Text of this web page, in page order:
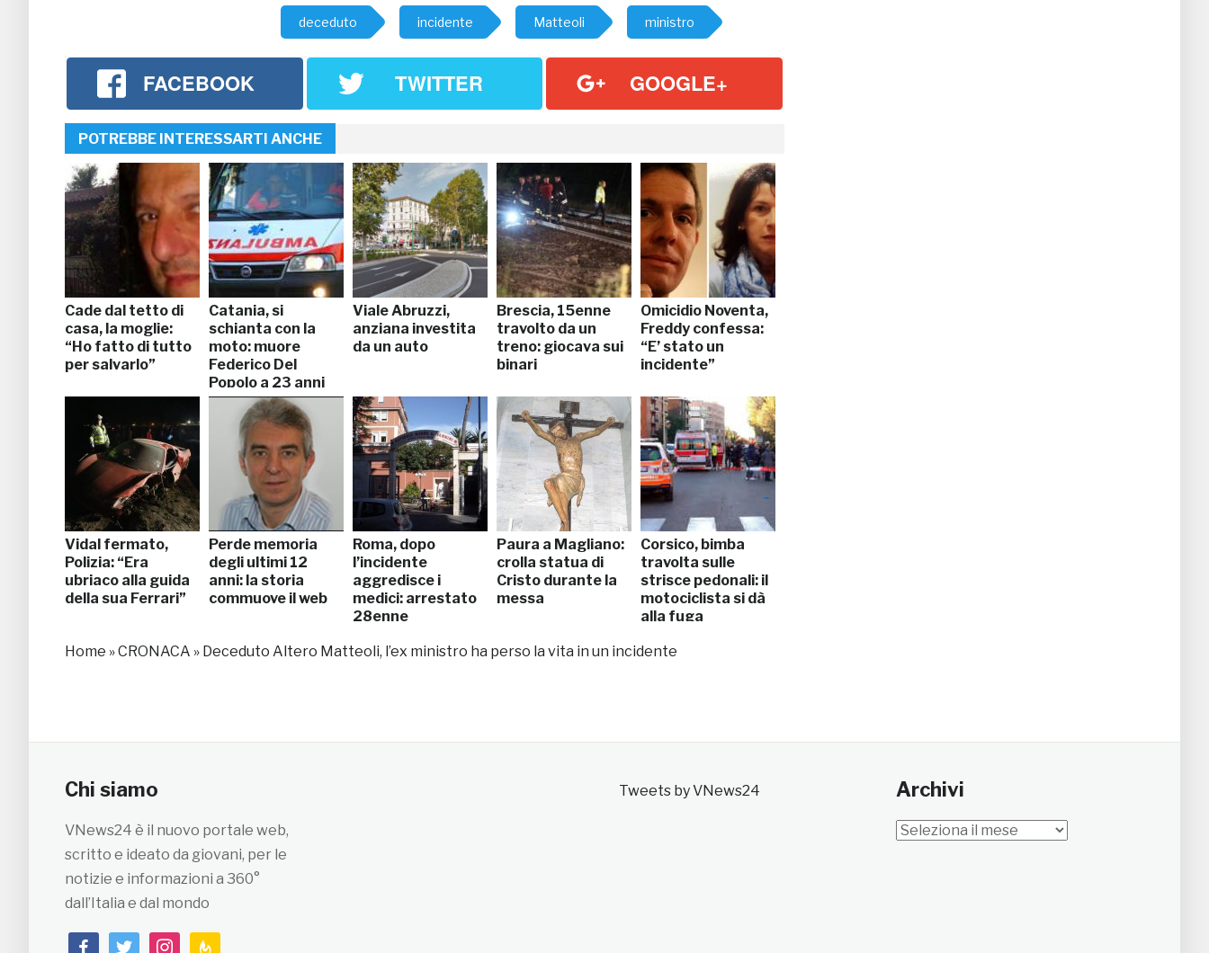
deceduto incidente Matteoli ministro
FACEBOOK TWITTER GOOGLE+
POTREBBE INTERESSARTI ANCHE
Cade dal tetto di
casa, la moglie:
“Ho fatto di tutto
per salvarlo”
Catania, si
schianta con la
moto: muore
Federico Del
Popolo a 23 anni
Viale Abruzzi,
anziana investita
da un auto
Brescia, 15enne
travolto da un
treno: giocava sui
binari
Omicidio Noventa,
Freddy confessa:
“E’ stato un
incidente”
Vidal fermato,
Polizia: “Era
ubriaco alla guida
della sua Ferrari”
Perde memoria
degli ultimi 12
anni: la storia
commuove il web
Roma, dopo
l’incidente
aggredisce i
medici: arrestato
28enne
Paura a Magliano:
crolla statua di
Cristo durante la
messa
Corsico, bimba
travolta sulle
strisce pedonali: il
motociclista si dà
alla fuga
Home »CRONACA » Deceduto Altero Matteoli, l’ex ministro ha perso la vita in un incidente
Chi siamo
VNews24 è il nuovo portale web,
scritto e ideato da giovani, per le
notizie e informazioni a 360°
dall’Italia e dal mondo
facebooktwitterinstagramfeedburner
Tweets by VNews24 Archivi
Archivi